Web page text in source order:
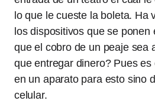
lo que le cueste la boleta. Ha
los dispositivos que se ponen
que el cobro de un peaje sea
que entregar dinero? Pues
en un aparato para esto sino
celular.